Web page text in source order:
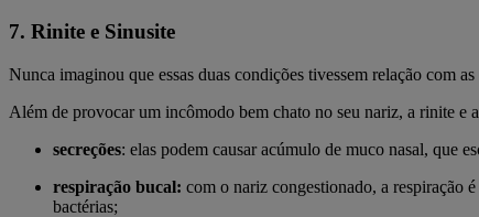
7. Rinite e Sinusite
Nunca imaginou que essas duas condições tivessem relação com
Além de provocar um incômodo bem chato no seu nariz, a rinite e
secreções: elas podem causar acúmulo de muco nasal, que
respiração bucal: com o nariz congestionado, a respiração
bactérias;